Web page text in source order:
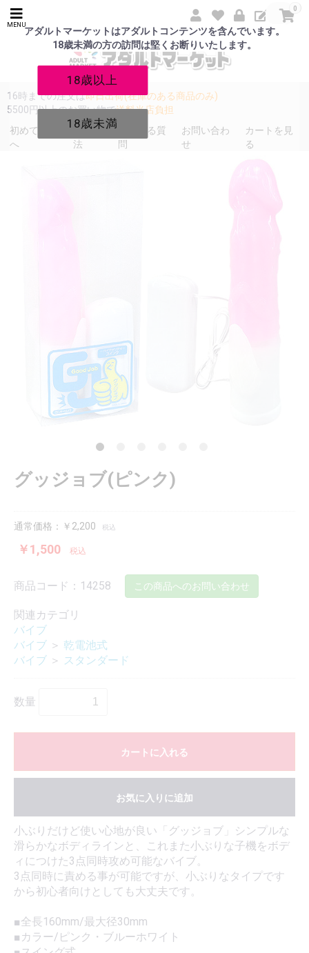
アダルトマーケットはアダルトコンテンツを含んでいます。
18歳未満の方の訪問は堅くお断りいたします。
18歳以上
18歳未満
MENU
0
16時までの注文は即日出荷(在庫のある商品のみ)
5500円以上のお買い物で送料当店負担
初めての方
へ
発送方
法
よくある質
問
お問い合わ
せ
カートを見
る
グッジョブ(ピンク)
通常価格：￥2,200 税込
￥1,500 税込
商品コード：14258 この商品へのお問い合わせ
関連カテゴリ
バイブ
バイブ ＞ 乾電池式
バイブ ＞ スタンダード
数量
カートに入れる
お気に入りに追加
小ぶりだけど使い心地が良い「グッジョブ」シンプルな
滑らかなボディラインと、これまた小ぶりな子機をボデ
ィにつけた3点同時攻め可能なバイブ。
3点同時に責める事が可能ですが、小ぶりなタイプです
から初心者向けとしても大丈夫です。
■全長160mm/最大径30mm
■カラー/ピンク・ブルーホワイト